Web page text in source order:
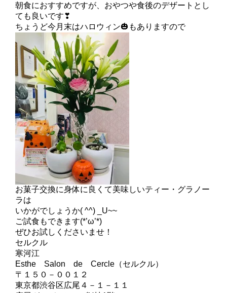
朝食におすすめですが、おやつや食後のデザートとし
ても良いです❣
ちょうど今月末はハロウィン🎃もありますので
お菓子交換に身体に良くて美味しいティー・グラノー
ラは
いかがでしょうか( ^^) _U~~
ご試食もできます(*’ω’*)
ぜひお試しくださいませ！
セルクル
寒河江
Esthe Salon de Cercle（セルクル）
〒１５０－００１２
東京都渋谷区広尾４－１－１１